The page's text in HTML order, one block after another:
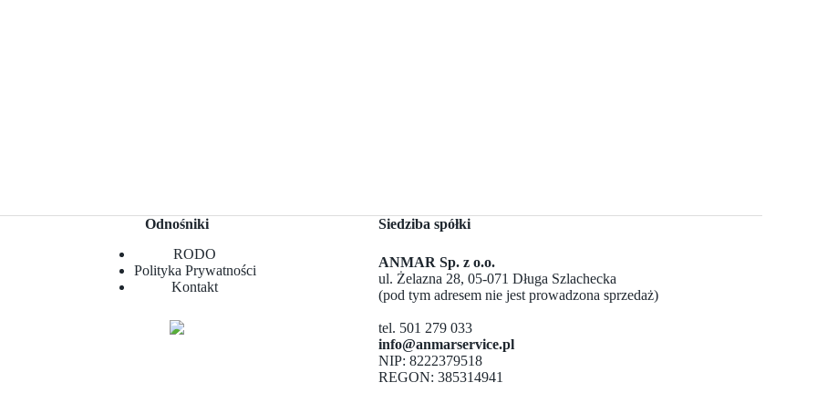
Odnośniki
RODO
Polityka Prywatności
Kontakt
Siedziba spółki
ANMAR Sp. z o.o.
ul. Żelazna 28, 05-071 Długa Szlachecka
(pod tym adresem nie jest prowadzona sprzedaż)
tel. 501 279 033
info@anmarservice.pl
NIP: 8222379518
REGON: 385314941